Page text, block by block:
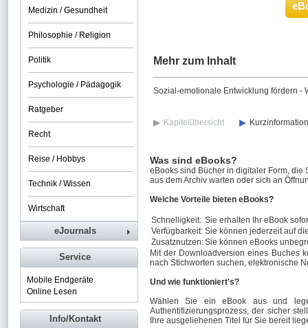
Mehr zum Inhalt
Sozial-emotionale Entwicklung fördern -
Kapitelübersicht Kurzinformation
Was sind eBooks?
eBooks sind Bücher in digitaler Form,
aus dem Archiv warten oder sich an
Welche Vorteile bieten eBooks?
Schnelligkeit: Sie erhalten Ihr eBook
Verfügbarkeit: Sie können jederzeit auf
Zusatznutzen:Sie können eBooks
Mit der Downloadversion eines Buches
nach Stichworten suchen, elektronische
Und wie funktioniert's?
Wählen Sie ein eBook aus und
Authentifizierungsprozess, der sicher
Ihre ausgeliehenen Titel für Sie bereit
Medizin / Gesundheit
Philosophie / Religion
Politik
Psychologie / Pädagogik
Ratgeber
Recht
Reise / Hobbys
Technik / Wissen
Wirtschaft
eJournals
Service
Mobile Endgeräte
Online Lesen
Info/Kontakt